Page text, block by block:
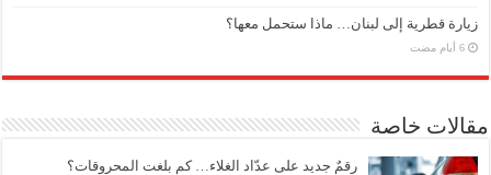
زيارة قطرية إلى لبنان… ماذا ستحمل معها؟
‏6 أيام مضت
مقالات خاصة
رقمٌ جديد على عدّاد الغلاء… كم بلغت المحروقات؟